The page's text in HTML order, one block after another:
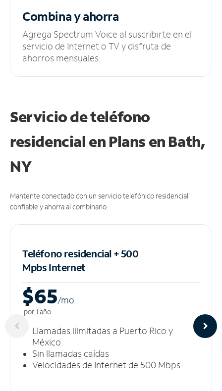
Combina y ahorra
Agrega Spectrum Voice al suscribirte en el
servicio de Internet o TV y disfruta de
ahorros mensuales.
Servicio de teléfono
residencial en Plans en Bath,
NY
Mantente conectado con un servicio telefónico residencial
confiable y ahorra al combinarlo.
Teléfono residencial + 500
MpbsInternet
$65/mo
por 1 año
Llamadas ilimitadas a Puerto Rico y
México
Sin llamadas caídas
Velocidades de Internet de 500 Mbps